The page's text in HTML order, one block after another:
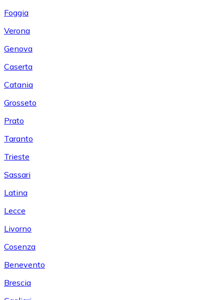
Foggia
Verona
Genova
Caserta
Catania
Grosseto
Prato
Taranto
Trieste
Sassari
Latina
Lecce
Livorno
Cosenza
Benevento
Brescia